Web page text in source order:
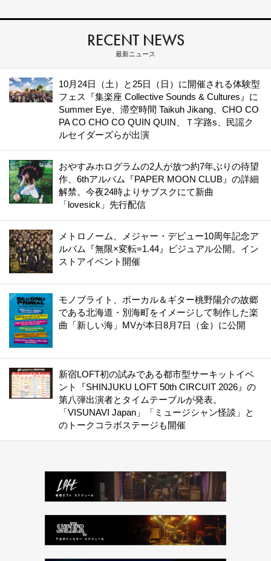
RECENT NEWS
最新ニュース
10月24日（土）と25日（日）に開催される体験型
フェス『集楽座 Collective Sounds & Cultures』に
Summer Eye、滞空時間 Taikuh Jikang、CHO CO
PA CO CHO CO QUIN QUIN、Ｔ字路s、民謡ク
ルセイダーズらが出演
おやすみホログラムの2人が放つ約7年ぶりの待望
作、6thアルバム『PAPER MOON CLUB』の詳細
解禁。今夜24時よりサブスクにて新曲
「lovesick」先行配信
メトロノーム、メジャー・デビュー10周年記念ア
ルバム『無限×変転=1.44』ビジュアル公開。イン
ストアイベント開催
モノブライト、ボーカル＆ギター桃野陽介の故郷
である北海道・別海町をイメージして制作した楽
曲「新しい海」MVが本日8月7日（金）に公開
新宿LOFT初の試みである都市型サーキットイベ
ント『SHINJUKU LOFT 50th CIRCUIT 2026』の
第八弾出演者とタイムテーブルが発表。
「VISUNAVI Japan」「ミュージシャン怪談」と
のトークコラボステージも開催